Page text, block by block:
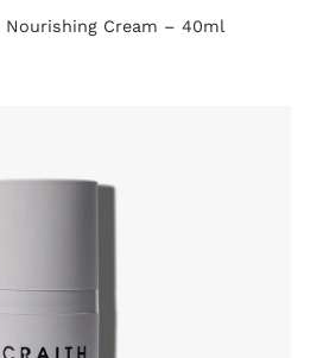
Nourishing Cream – 40ml